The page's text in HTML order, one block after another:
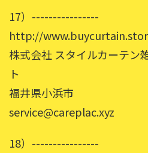
17）----------------
http://
株式会社 スタイルカーテン
ト
福井県小浜市
service@careplac.xyz
18）----------------